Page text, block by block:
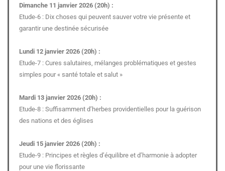
Dimanche 11 janvier 2026 (20h) :
Etude-6 : Dix choses qui peuvent sauver votre vie présente et
garantir une destinée sécurisée
Lundi 12 janvier 2026 (20h) :
Etude-7 : Cures salutaires, mélanges problématiques et gestes
simples pour « santé totale et salut »
Mardi 13 janvier 2026 (20h) :
Etude-8 : Suffisamment d’herbes providentielles pour la guérison
des nations et des églises
Jeudi 15 janvier 2026 (20h) :
Etude-9 : Principes et règles d’équilibre et d’harmonie à adopter
pour une vie florissante